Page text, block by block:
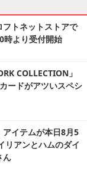
フトネットストアで
時より受付開始
COLLECTION」
ードがアツいスペシ
アイテムが本日8月5
リアンとハムのダイ
ん